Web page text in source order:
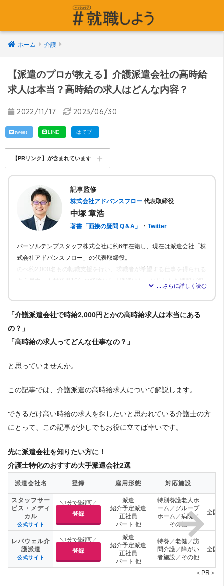
ホーム 介護
【派遣のプロが教える】介護派遣会社の高時給
求人は本当？高時給の求人はどんな内容？
2022/11/17 2023/06/30
tweet LINE はてブ
【PRリンク】が含まれています
記事監修
株式会社アドバンスフロー 代表取締役
中塚 章浩
著書「面接の疑問 Q＆A」 ・ Twitter
パーソルテンプスタッフ株式会社に約6年在籍し、現在は派遣会社「株
式会社アドバンスフロー」の代表取締役。
のべ約2,000名もの転職支援を行い、求職者が希望する仕事を得られる
「介護派遣会社で時給2,000円とかの高時給求人は本当にある
の？」
「高時給の求人ってどんな仕事なの？」
と思っていませんか。
この記事では、介護派遣の高時給求人について解説します。
できるだけ高い時給の求人を探したいと思われている介護士の方
にとって、この記事が少しでもお役に立てば幸いです。
先に派遣会社を知りたい方に！
介護士特化のおすすめ大手派遣会社2選
派遣会社名 登録 雇用形態 対応施設
スタッフサー
ビス・メディ
カル
公式サイト
＼1分で登録可／
登録
派遣
紹介予定派遣
正社員
パート 他
特別養護老人ホ
ーム／グループ
ホーム／病院／
その他
全国
レバウェル介
護派遣
公式サイト
＼1分で登録可／
登録
派遣
紹介予定派遣
正社員
パート 他
特養／老健／訪
問介護／障がい
者施設／その他
全国
＜PR＞